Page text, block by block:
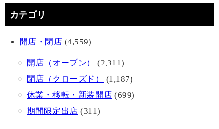
カテゴリ
開店・閉店 (4,559)
開店（オープン）
(2,311)
閉店（クローズド）
(1,187)
休業・移転・新装開店 (699)
期間限定出店 (311)